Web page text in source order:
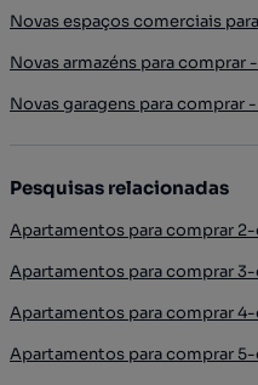
Novas espaços comerciais
Novas armazéns para comprar
Novas garagens para comprar
Pesquisas relacionadas
Apartamentos para comprar
Apartamentos para comprar
Apartamentos para comprar
Apartamentos para comprar